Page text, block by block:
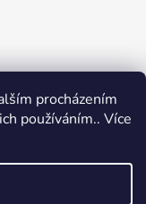
procházením
používáním.. Více